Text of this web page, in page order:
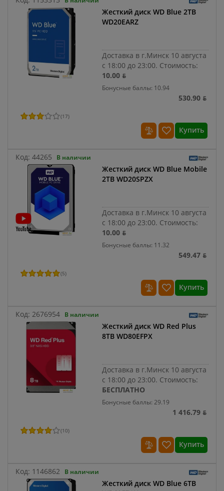
Жесткий диск WD Blue 2TB
WD20EARZ
Доставка в г.Минск 10 августа
с 18:00 до 23:00. Стоимость:
10.00 ƃ
Бонусные баллы: 10.94
530.90 ƃ
(17)
Купить
Код: 44265 В наличии
Жесткий диск WD Blue Mobile
2TB WD20SPZX
Доставка в г.Минск 10 августа
с 18:00 до 23:00. Стоимость:
10.00 ƃ
Бонусные баллы: 11.32
549.47 ƃ
(5)
Купить
Код: 2676954 В наличии
Жесткий диск WD Red Plus
8TB WD80EFPX
Доставка в г.Минск 10 августа
с 18:00 до 23:00. Стоимость:
БЕСПЛАТНО
Бонусные баллы: 29.19
1 416.79 ƃ
(10)
Купить
Код: 1146862 В наличии
Жесткий диск WD Blue 6TB